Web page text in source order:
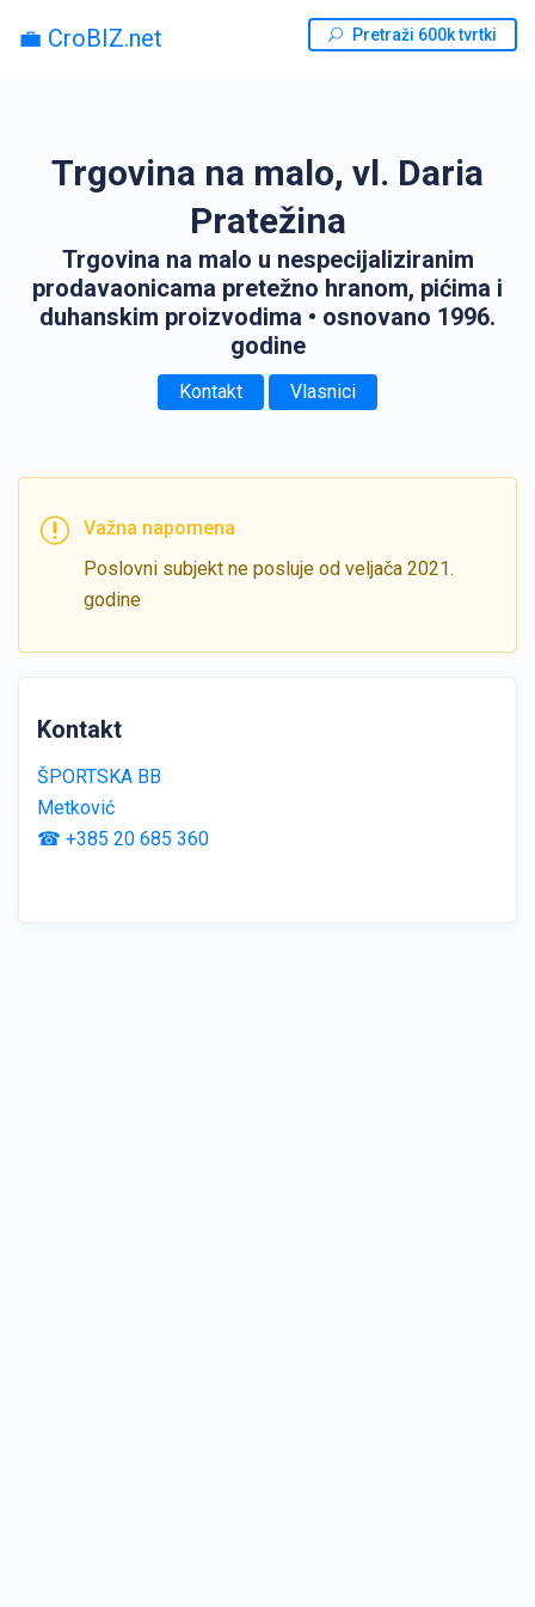
💼 CroBIZ.net Pretraži 600k tvrtki
Trgovina na malo, vl. Daria
Pratežina
Trgovina na malo u nespecijaliziranim
prodavaonicama pretežno hranom, pićima i
duhanskim proizvodima • osnovano 1996.
godine
Kontakt Vlasnici
Važna napomena
Poslovni subjekt ne posluje od veljača 2021.
godine
Kontakt
ŠPORTSKA BB
Metković
☎ +385 20 685 360